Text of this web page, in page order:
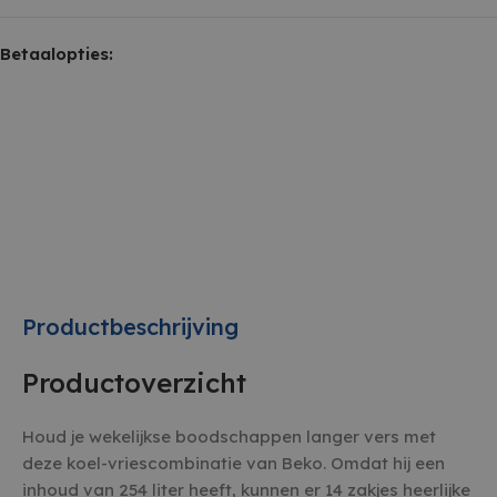
Betaalopties:
Productbeschrijving
Productoverzicht
Houd je wekelijkse boodschappen langer vers met
deze koel-vriescombinatie van Beko. Omdat hij een
inhoud van 254 liter heeft, kunnen er 14 zakjes heerlijke